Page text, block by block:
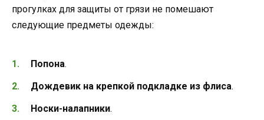
прогулках для защиты от грязи не помешают
следующие предметы одежды:
Попона.
Дождевик на крепкой подкладке из флиса.
Носки-налапники.